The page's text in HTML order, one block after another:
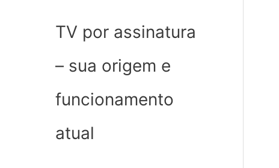
TV por assinatura
– sua origem e
funcionamento
atual